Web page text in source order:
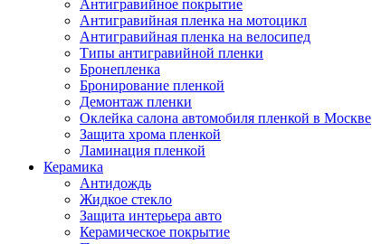
Антигравийное покрытие
Антигравийная пленка на мотоцикл
Антигравийная пленка на велосипед
Типы антигравийной пленки
Бронепленка
Бронирование пленкой
Демонтаж пленки
Оклейка салона автомобиля пленкой в Москве
Защита хрома пленкой
Ламинация пленкой
Керамика
Антидождь
Жидкое стекло
Защита интерьера авто
Керамическое покрытие